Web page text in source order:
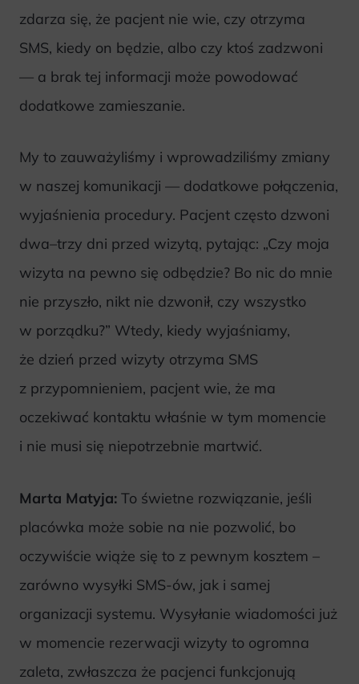
zdarza się, że pacjent nie wie, czy otrzyma
SMS, kiedy on będzie, albo czy ktoś zadzwoni
— a brak tej informacji może powodować
dodatkowe zamieszanie.
My to zauważyliśmy i wprowadziliśmy zmiany
w naszej komunikacji — dodatkowe połączenia,
wyjaśnienia procedury. Pacjent często dzwoni
dwa–trzy dni przed wizytą, pytając: „Czy moja
wizyta na pewno się odbędzie? Bo nic do mnie
nie przyszło, nikt nie dzwonił, czy wszystko
w porządku?” Wtedy, kiedy wyjaśniamy,
że dzień przed wizyty otrzyma SMS
z przypomnieniem, pacjent wie, że ma
oczekiwać kontaktu właśnie w tym momencie
i nie musi się niepotrzebnie martwić.
Marta Matyja: To świetne rozwiązanie, jeśli
placówka może sobie na nie pozwolić, bo
oczywiście wiąże się to z pewnym kosztem –
zarówno wysyłki SMS-ów, jak i samej
organizacji systemu. Wysyłanie wiadomości już
w momencie rezerwacji wizyty to ogromna
zaleta, zwłaszcza że pacjenci funkcjonują